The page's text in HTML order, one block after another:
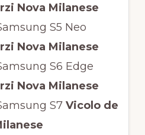
Nova Milanese
S5 Neo
Nova Milanese
S6 Edge
Nova Milanese
S7Vicolo de